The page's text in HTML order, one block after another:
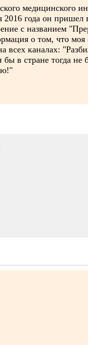
медицинского
года он пришел
с названием
о том, что моя
всех каналах:
в стране тогда не